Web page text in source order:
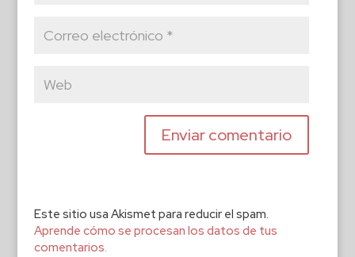
Este sitio usa Akismet para reducir el spam.
Aprende cómo se procesan los datos de tus
comentarios.